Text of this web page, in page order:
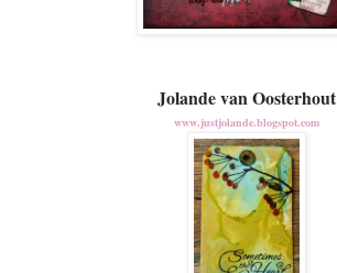
Jolande van Oosterhout
www.justjolande.blogspot.com